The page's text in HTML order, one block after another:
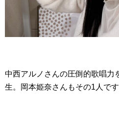
中西アルノさんの圧倒的歌唱力
生。岡本姫奈さんもその1人です